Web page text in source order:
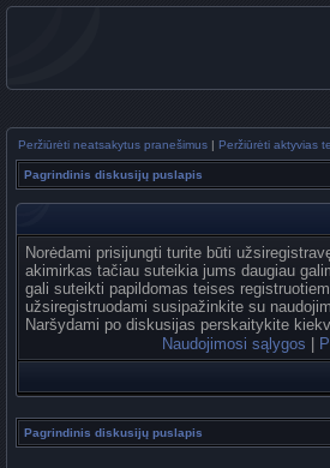
Peržiūrėti neatsakytus pranešimus | Peržiūrėti aktyvias
Pagrindinis diskusijų puslapis
Norėdami prisijungti turite būti
akimirkas tačiau suteikia jums daugiau
gali suteikti papildomas teises
užsiregistruodami susipažinkite su
Naršydami po diskusijas perskaitykite
Naudojimosi sąlygos
Pagrindinis diskusijų puslapis